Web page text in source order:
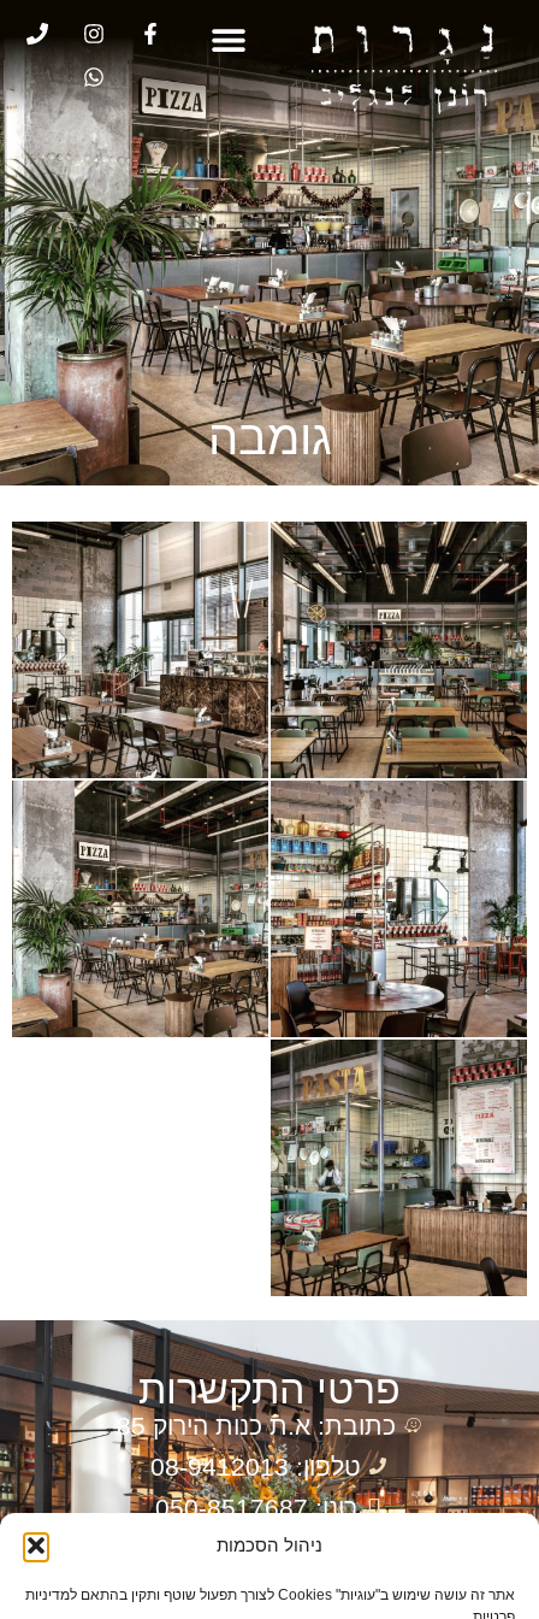
ניהול הסכמות
אתר זה עושה שימוש ב"עוגיות" Cookies לצורך תפעול שוטף ותקין בהתאם למדיניות
גומבה
פרטי התקשרות
כתובת: א.ת כנות הירוק 85
טלפון: 08-9412013
רונן: 050-8517687
דוד: 050-7673301
דוא”ל: info@ronenln.co.il